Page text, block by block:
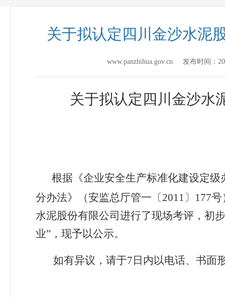
关于拟认定四川金沙水泥
www.panzhihua.gov.cn 发布时间：
关于拟认定四川金沙水
根据《企业安全生产标准化建设定
分办法》（安监总厅管一〔2011〕177
水泥股份有限公司进行了现场考评，初
业”，现予以公示。
如有异议，请于7日内以电话、书面